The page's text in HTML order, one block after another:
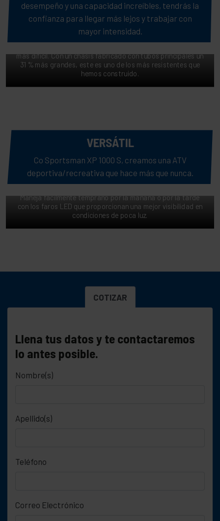
desempeño y una capacidad increíbles, tendrás la
confianza para llegar más lejos y trabajar con
mayor intensidad.
DOMINA EL TERRENO DIFÍCIL
más difícil. Con un chasis fabricado con tubos principales un
31 % más grandes, este es uno de los más resistentes que
hemos construido.
VERSÁTIL
Co Sportsman XP 1000 S, creamos una ATV
deportiva/recreativa que hace más que nunca.
EXTIENDE TU DÍA
Maneja fácilmente temprano por la mañana o por la tarde
con los faros LED que proporcionan una mejor visibilidad en
condiciones de poca luz.
COTIZAR
Llena tus datos y te contactaremos
lo antes posible.
Nombre(s)
Apellido(s)
Teléfono
Correo Electrónico